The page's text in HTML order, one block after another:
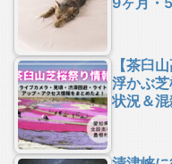
【茶臼
浮かぶ
状況＆